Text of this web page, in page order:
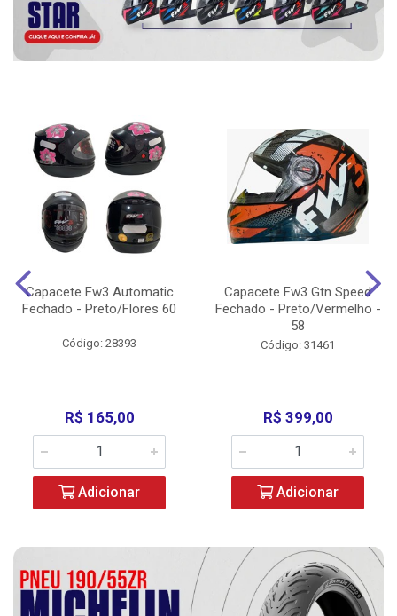
Capacete Fw3 Automatic
Fechado - Preto/Flores 60
Código: 28393
R$ 165,00
Adicionar
Capacete Fw3 Gtn Speed
Fechado - Preto/Vermelho -
58
Código: 31461
R$ 399,00
Adicionar